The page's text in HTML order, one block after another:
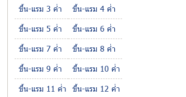
ขึ้น-แรม 3 ค่ำ
ขึ้น-แรม 4 ค่ำ
ขึ้น-แรม 5 ค่ำ
ขึ้น-แรม 6 ค่ำ
ขึ้น-แรม 7 ค่ำ
ขึ้น-แรม 8 ค่ำ
ขึ้น-แรม 9 ค่ำ
ขึ้น-แรม 10 ค่ำ
ขึ้น-แรม 11 ค่ำ
ขึ้น-แรม 12 ค่ำ